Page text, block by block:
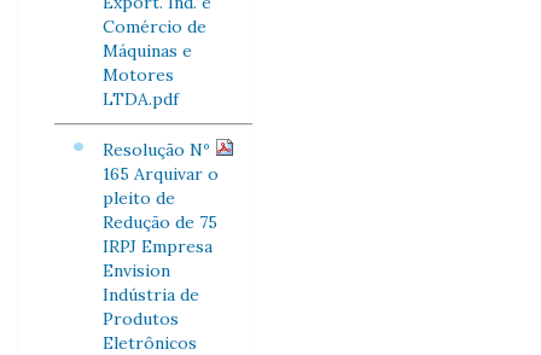
Comércio de
Máquinas e
Motores
LTDA.pdf
Resolução Nº
165 Arquivar o
pleito de
Redução de 75
IRPJ Empresa
Envision
Indústria de
Produtos
Eletrônicos